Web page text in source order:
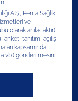
A.Ş., Penta Sağlık
ve
olarak anılacaktır)
tanıtım, açılış,
kapsamında
vb.) gönderilmesini